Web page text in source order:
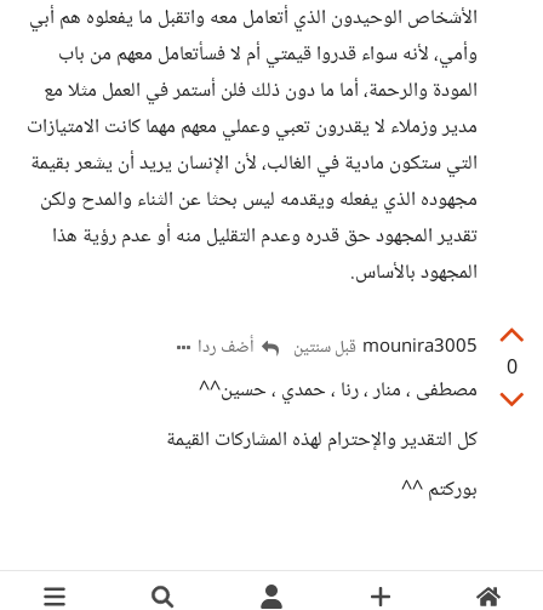
الأشخاص الوحيدون الذي أتعامل معه واتقبل ما يفعلوه هم أبي
وأمي، لأنه سواء قدروا قيمتي أم لا فسأتعامل معهم من باب
المودة والرحمة، أما ما دون ذلك فلن أستمر في العمل مثلا مع
مدير وزملاء لا يقدرون تعبي وعملي معهم مهما كانت الامتيازات
التي ستكون مادية في الغالب، لأن الإنسان يريد أن يشعر بقيمة
مجهوده الذي يفعله ويقدمه ليس بحثا عن الثناء والمدح ولكن
تقدير المجهود حق قدره وعدم التقليل منه أو عدم رؤية هذا
المجهود بالأساس.
0
mounira3005 قبل سنتين أضف ردا
مصطفى ، منار ، رنا ، حمدي ، حسين^^
كل التقدير والإحترام لهذه المشاركات القيمة
بوركتم ^^